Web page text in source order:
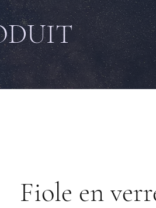
Fiole en